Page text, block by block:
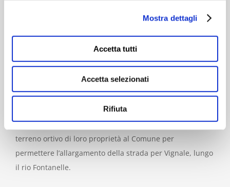
Mostra dettagli
Accetta tutti
Accetta selezionati
Rifiuta
montagna. Anche la parte padronale della Corte subisce
modifiche: si innalza la zona centrale dell’edificio
ricavando così un appartamento per il custode o
inserviente, raccordando il livello del pavimento col
prolungamento del fienile. Questi lavori di sistemazione
sono probabilmente concomitanti alle modifiche della
recinzione esterna avvenute nel 1853. In questo anno
infatti sia i Mazza che il Mattioli cedono due strisce di
terreno ortivo di loro proprietà al Comune per
permettere l’allargamento della strada per Vignale, lungo
il rio Fontanelle.